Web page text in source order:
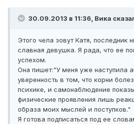
30.09.2013 в 11:36, Вика
Этого чела зовут Катя, последник
славная девушка. Я рада, что ее
успехом.
Она пишет:"У меня уже наступила
уверенность в том, что корни
психике, и самонаблюдение
физические проявления лишь
образа моих мыслей и поступков."
Я готова подписаться под ее